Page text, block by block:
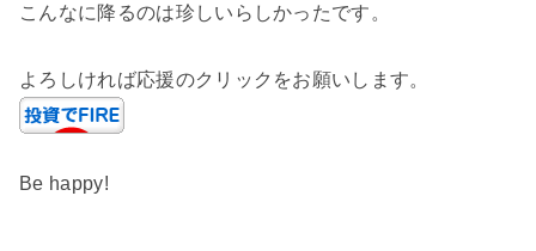
こんなに降るのは珍しいらしかったです。
よろしければ応援のクリックをお願いします。
Be happy!